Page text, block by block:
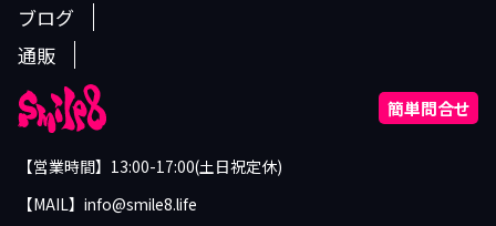
ブログ
通販
簡単問合せ
【営業時間】13:00-17:00(土日祝定休)
【MAIL】info@smile8.life